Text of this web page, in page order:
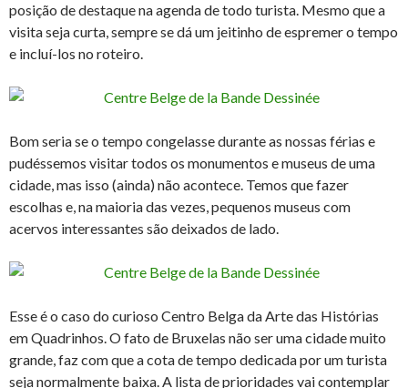
posição de destaque na agenda de todo turista. Mesmo que a
visita seja curta, sempre se dá um jeitinho de espremer o tempo
e incluí-los no roteiro.
Bom seria se o tempo congelasse durante as nossas férias e
pudéssemos visitar todos os monumentos e museus de uma
cidade, mas isso (ainda) não acontece. Temos que fazer
escolhas e, na maioria das vezes, pequenos museus com
acervos interessantes são deixados de lado.
Esse é o caso do curioso Centro Belga da Arte das Histórias
em Quadrinhos. O fato de Bruxelas não ser uma cidade muito
grande, faz com que a cota de tempo dedicada por um turista
seja normalmente baixa. A lista de prioridades vai contemplar